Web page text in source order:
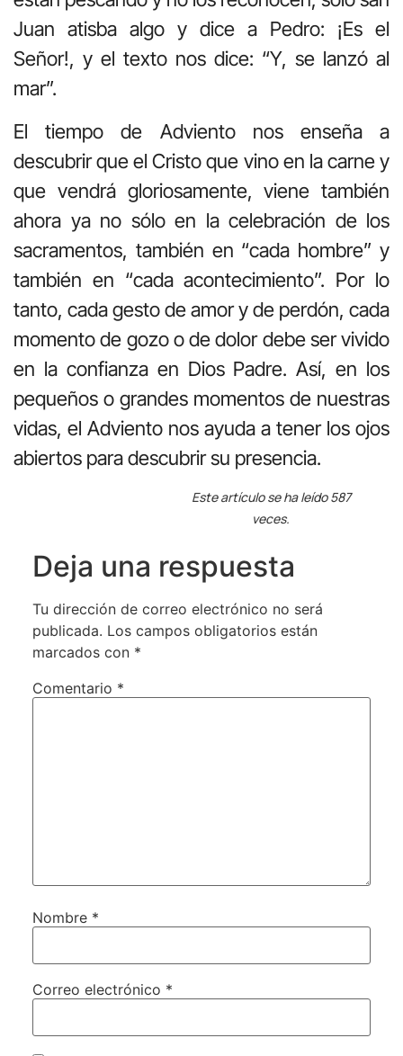
Juan atisba algo y dice a Pedro: ¡Es el
Señor!, y el texto nos dice: “Y, se lanzó al
mar”.
El tiempo de Adviento nos enseña a
descubrir que el Cristo que vino en la carne y
que vendrá gloriosamente, viene también
ahora ya no sólo en la celebración de los
sacramentos, también en “cada hombre” y
también en “cada acontecimiento”. Por lo
tanto, cada gesto de amor y de perdón, cada
momento de gozo o de dolor debe ser vivido
en la confianza en Dios Padre. Así, en los
pequeños o grandes momentos de nuestras
vidas, el Adviento nos ayuda a tener los ojos
abiertos para descubrir su presencia.
Este artículo se ha leído 587
veces.
Deja una respuesta
Tu dirección de correo electrónico no será
publicada. Los campos obligatorios están
marcados con *
Comentario *
Nombre *
Correo electrónico *